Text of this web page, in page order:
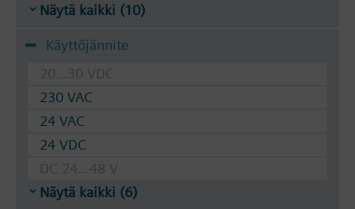
Näytä kaikki (10)
Käyttöjännite
20...30 VDC
230 VAC
24 VAC
24 VDC
DC 24...48 V
Näytä kaikki (6)